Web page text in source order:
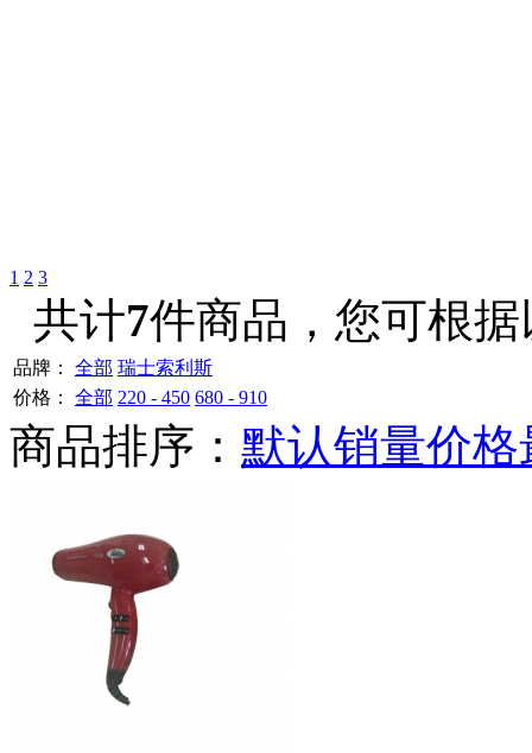
1 2 3
共计7件商品，您可根
品牌： 全部 瑞士索利斯
价格：
全部 220 - 450 680 - 910
商品排序： 默认销量价格